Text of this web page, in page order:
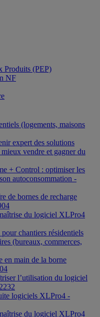
Produits (PEP)
NF
(logements, maisons
expert des solutions
vendre et gagner du
+ Control : optimiser les
autoconsommation -
de bornes de recharge
du logiciel XLPro4
chantiers résidentiels
(bureaux, commerces,
en main de la borne
l’utilisation du logiciel
logiciels XLPro4 -
du logiciel XLPro4